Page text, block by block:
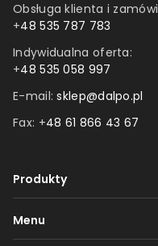
Obsługa klienta i
+48 535 787 783
Indywidualna oferta:
+48 535 058 997
E-mail:sklep@dalpo.pl
Fax: +48 61 866 43 67
Produkty
Etykiety
Menu